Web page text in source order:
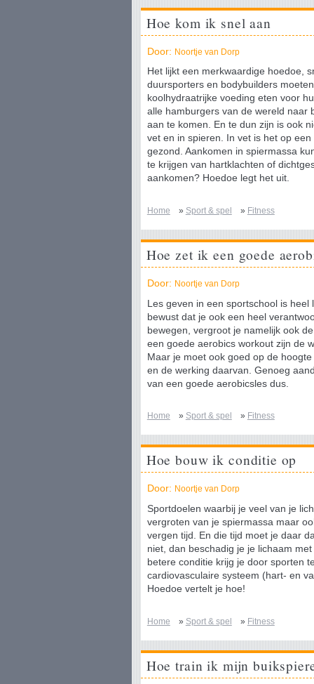
Hoe kom ik snel aan
Door: Noortje van Dorp
Het lijkt een merkwaardige hoedoe,
duursporters en bodybuilders
koolhydraatrijke voeding eten voor
alle hamburgers van de wereld naar
aan te komen. En te dun zijn is ook
vet en in spieren. In vet is het op
gezond. Aankomen in spiermassa
te krijgen van hartklachten of
aankomen? Hoedoe legt het uit.
Home » Sport & spel » Fitness
Hoe zet ik een goede
Door: Noortje van Dorp
Les geven in een sportschool is heel
bewust dat je ook een heel
bewegen, vergroot je namelijk ook
een goede aerobics workout zijn de
Maar je moet ook goed op de
en de werking daarvan. Genoeg
van een goede aerobicsles dus.
Home » Sport & spel » Fitness
Hoe bouw ik conditie op
Door: Noortje van Dorp
Sportdoelen waarbij je veel van je
vergroten van je spiermassa maar
vergen tijd. En die tijd moet je daar
niet, dan beschadig je je lichaam
betere conditie krijg je door sporten
cardiovasculaire systeem (hart- en
Hoedoe vertelt je hoe!
Home » Sport & spel » Fitness
Hoe train ik mijn